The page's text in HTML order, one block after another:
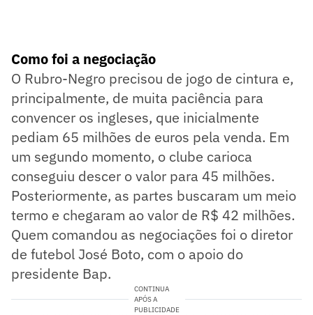
Como foi a negociação
O Rubro-Negro precisou de jogo de cintura e,
principalmente, de muita paciência para
convencer os ingleses, que inicialmente
pediam 65 milhões de euros pela venda. Em
um segundo momento, o clube carioca
conseguiu descer o valor para 45 milhões.
Posteriormente, as partes buscaram um meio
termo e chegaram ao valor de R$ 42 milhões.
Quem comandou as negociações foi o diretor
de futebol José Boto, com o apoio do
presidente Bap.
CONTINUA
APÓS A
PUBLICIDADE